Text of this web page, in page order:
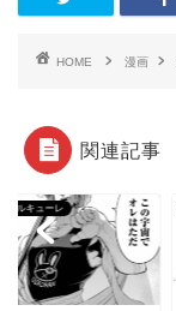
HOME 漫画
関連記事
ワルキューレ